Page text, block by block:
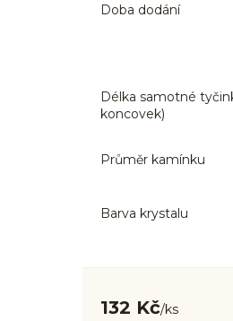
Doba dodání
Délka samotné
koncovek)
Průměr kamínku
Barva krystalu
132 Kč/ks